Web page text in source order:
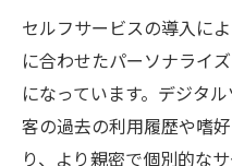
セルフサービスの導入に
に合わせたパーソナライ
になっています。デジタ
客の過去の利用履歴や嗜
り、より親密で個別的な